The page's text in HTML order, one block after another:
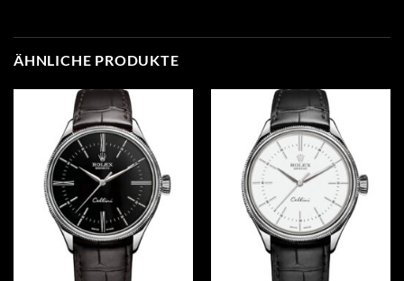
ÄHNLICHE PRODUKTE